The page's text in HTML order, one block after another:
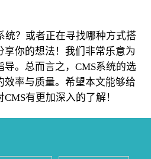
统？或者正在寻找哪种方式搭
享你的想法！我们非常乐意为
。总而言之，CMS系统的选
效率与质量。希望本文能够给
有更加深入的了解！